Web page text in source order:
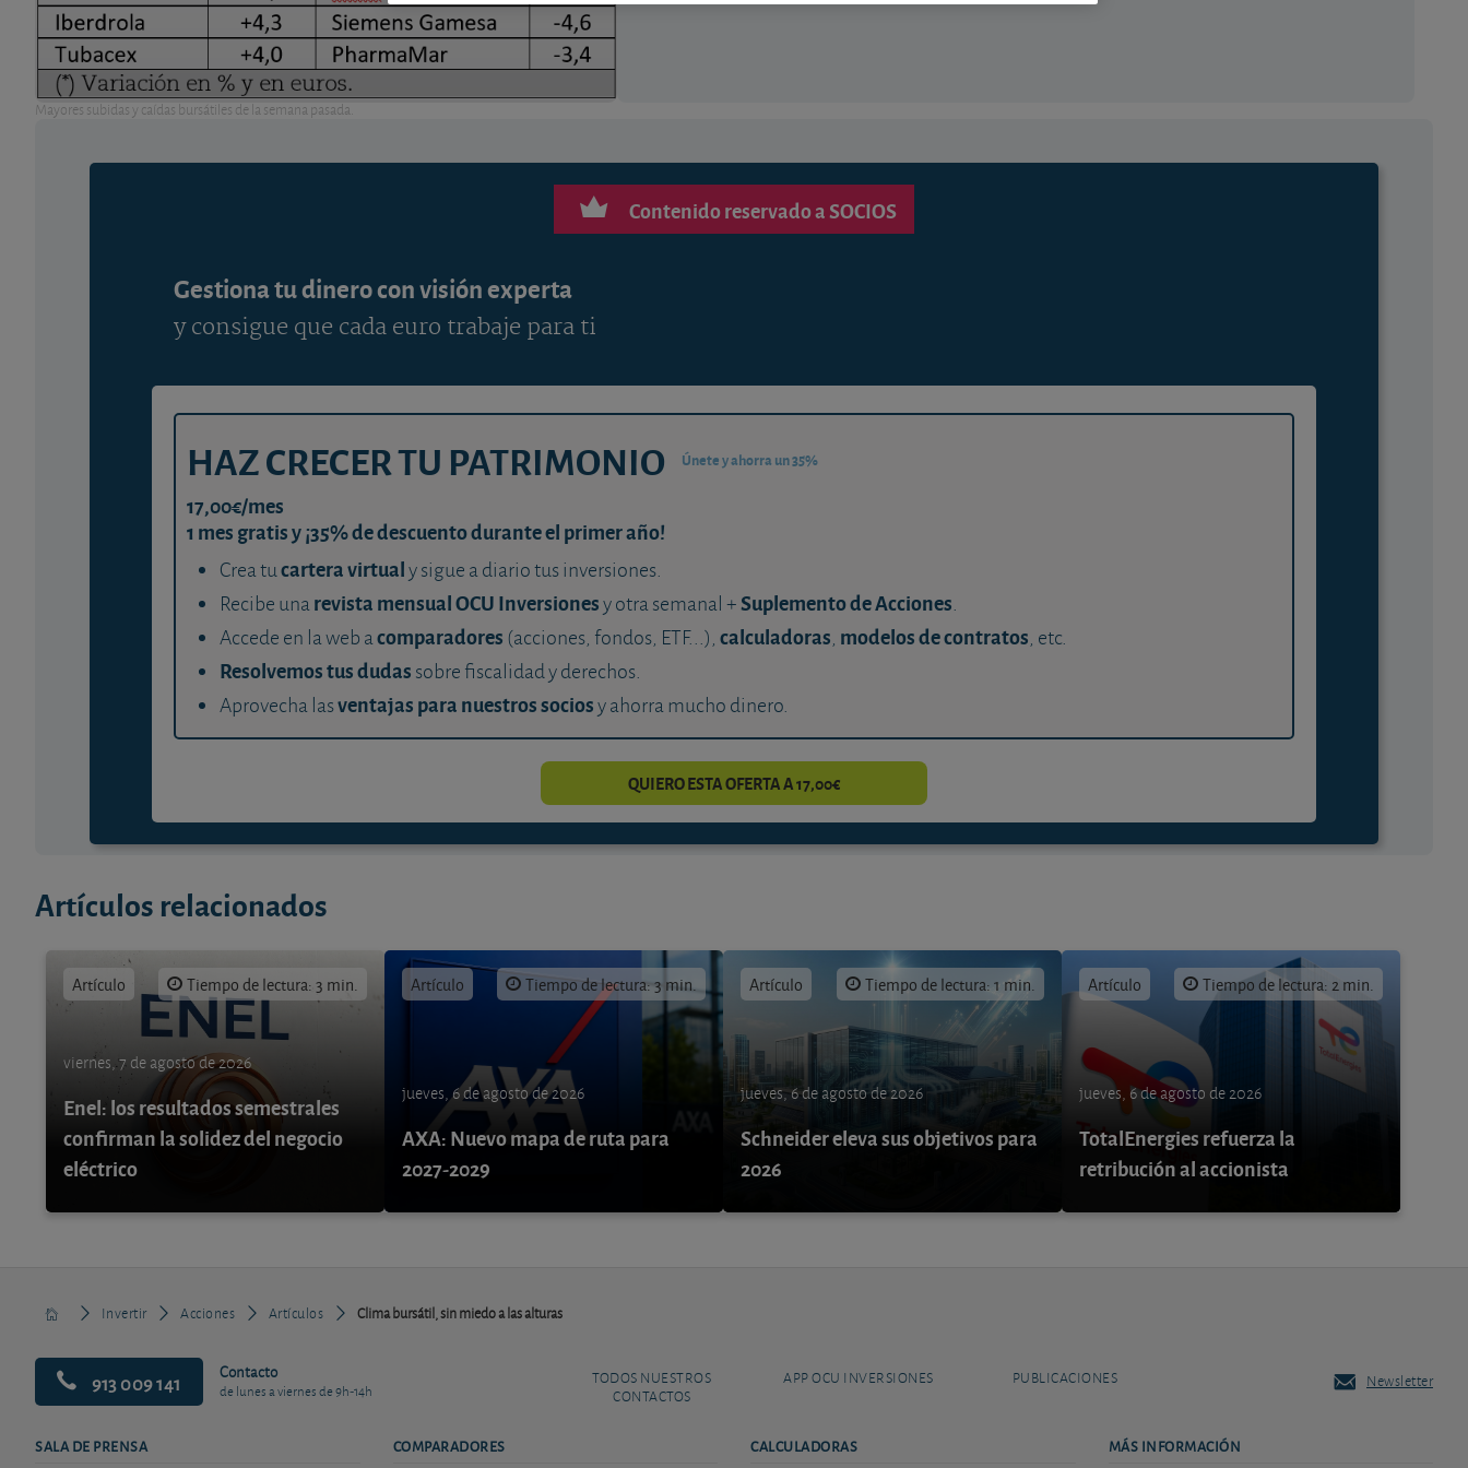
Mayores subidas y caídas bursátiles de la semana pasada.
Contenido reservado a SOCIOS
Gestiona tu dinero con visión experta
y consigue que cada euro trabaje para ti
HAZ CRECER TU PATRIMONIO Únete y ahorra un 35%
17,00€/mes
1 mes gratis y ¡35% de descuento durante el primer año!
Crea tucartera virtualy sigue a diario tus inversiones.
Recibe unarevista mensual OCU Inversionesy otra semanal +Suplemento de Acciones.
Accede en la web acomparadores (acciones, fondos, ETF...), calculadoras, modelos de contratos, etc.
Resolvemos tus dudas sobre fiscalidad y derechos.
Aprovecha lasventajas para nuestros sociosy ahorra mucho dinero.
QUIERO ESTA OFERTA A 17,00€
Artículos relacionados
Artículo Tiempo de lectura: 3 min.
viernes, 7 de agosto de 2026
Enel: los resultados semestrales
confirman la solidez del negocio
eléctrico
Artículo Tiempo de lectura: 3 min.
jueves, 6 de agosto de 2026
AXA: Nuevo mapa de ruta para
2027-2029
Artículo Tiempo de lectura: 1 min.
jueves, 6 de agosto de 2026
Schneider eleva sus objetivos para
2026
Artículo Tiempo de lectura: 2 min.
jueves, 6 de agosto de 2026
TotalEnergies refuerza la
retribución al accionista
Invertir Acciones Artículos Clima bursátil, sin miedo a las alturas
913 009 141 Contacto
de lunes a viernes de 9h-14h
TODOS NUESTROS
CONTACTOS
APP OCU INVERSIONES PUBLICACIONES Newsletter
SALA DE PRENSA COMPARADORES CALCULADORAS MÁS INFORMACIÓN